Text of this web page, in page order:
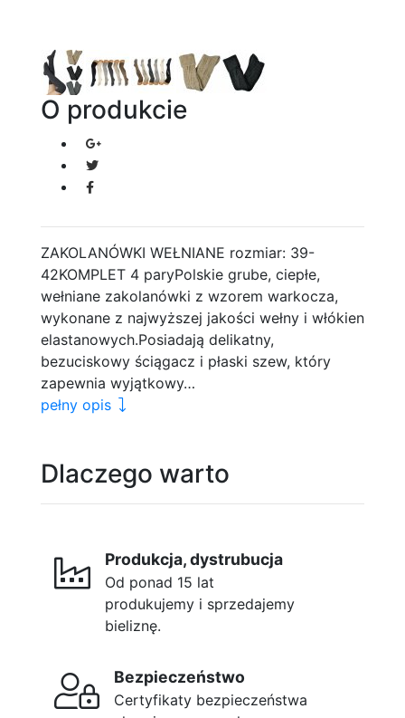
O produkcie
ZAKOLANÓWKI WEŁNIANE rozmiar: 39-
42KOMPLET 4 paryPolskie grube, ciepłe,
wełniane zakolanówki z wzorem warkocza,
wykonane z najwyższej jakości wełny i włókien
elastanowych.Posiadają delikatny,
bezuciskowy ściągacz i płaski szew, który
zapewnia wyjątkowy…
pełny opis
Dlaczego warto
Produkcja, dystrubucja
Od ponad 15 lat
produkujemy i sprzedajemy
bieliznę.
Bezpieczeństwo
Certyfikaty bezpieczeństwa